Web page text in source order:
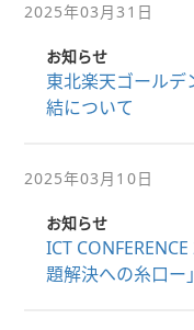
2025年03月31日
お知らせ
東北楽天ゴール
結について
2025年03月10日
お知らせ
ICT
題解決への糸口ー